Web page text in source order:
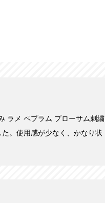
ラメ ペプラム プローサム刺繍
。使用感が少なく、かなり状